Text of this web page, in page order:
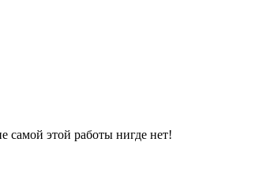
самой этой работы нигде нет!